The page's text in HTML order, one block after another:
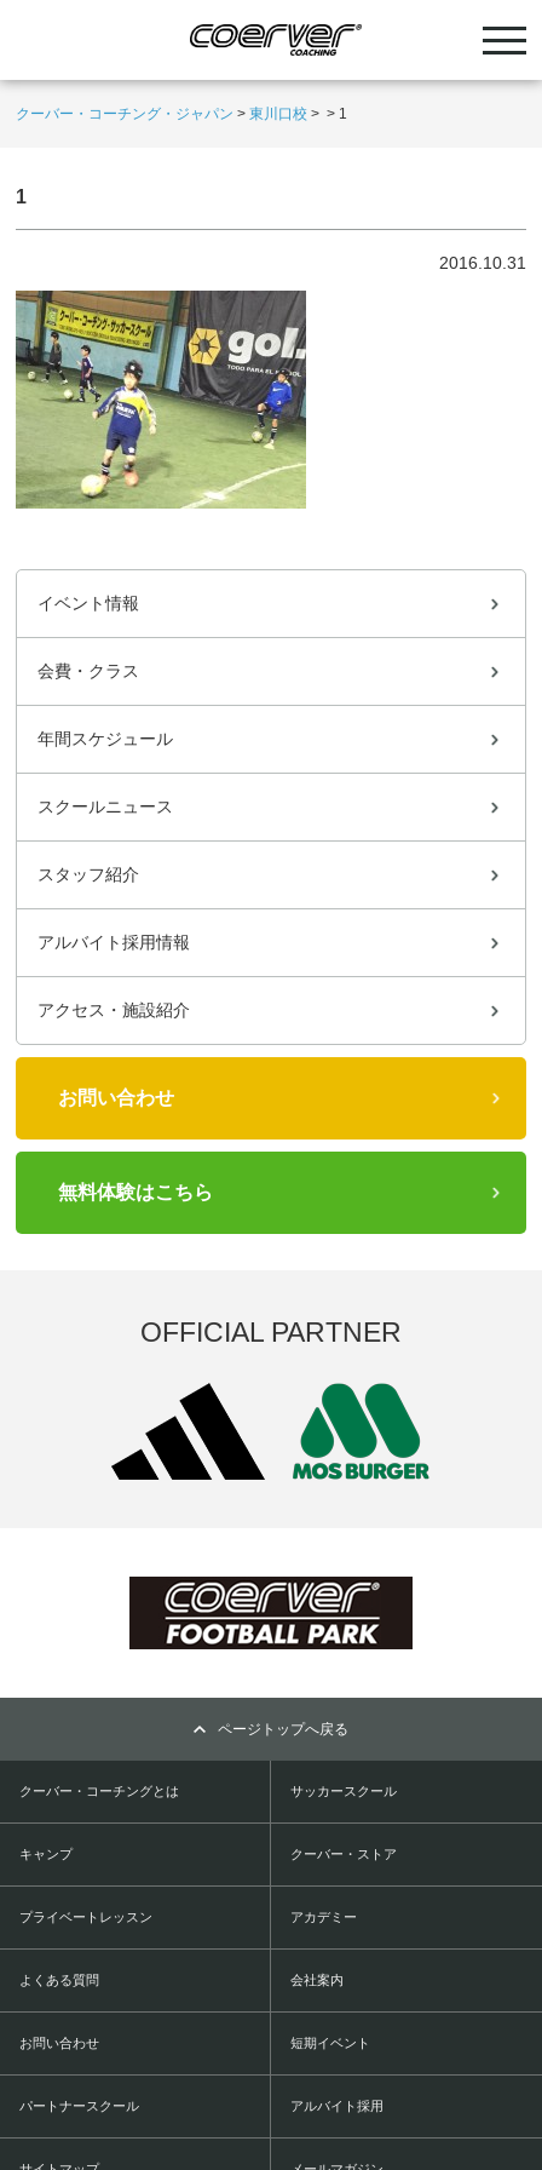
クーバー・コーチング・ジャパン >東川口校 > > 1
1
2016.10.31
イベント情報
会費・クラス
年間スケジュール
スクールニュース
スタッフ紹介
アルバイト採用情報
アクセス・施設紹介
お問い合わせ
無料体験はこちら
OFFICIAL PARTNER
ページトップへ戻る
クーバー・コーチングとは サッカースクール
キャンプ クーバー・ストア
プライベートレッスン アカデミー
よくある質問 会社案内
お問い合わせ 短期イベント
パートナースクール アルバイト採用